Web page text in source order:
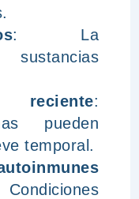
: La
reciente:
pueden
temporal.
Condiciones